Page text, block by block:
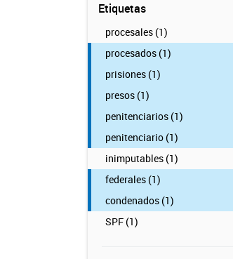
Etiquetas
procesales (1)
procesados (1)
prisiones (1)
presos (1)
penitenciarios (1)
penitenciario (1)
inimputables (1)
federales (1)
condenados (1)
SPF (1)